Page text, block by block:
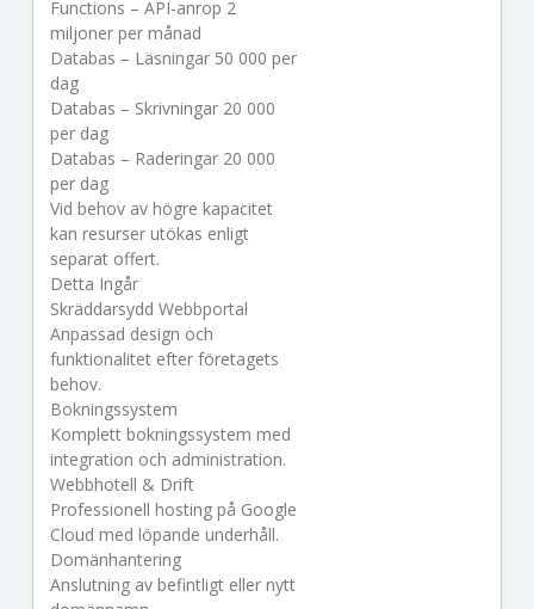
Functions – API-anrop 2
miljoner per månad
Databas – Läsningar 50 000 per
dag
Databas – Skrivningar 20 000
per dag
Databas – Raderingar 20 000
per dag
Vid behov av högre kapacitet
kan resurser utökas enligt
separat offert.
Detta Ingår
Skräddarsydd Webbportal
Anpassad design och
funktionalitet efter företagets
behov.
Bokningssystem
Komplett bokningssystem med
integration och administration.
Webbhotell & Drift
Professionell hosting på Google
Cloud med löpande underhåll.
Domänhantering
Anslutning av befintligt eller nytt